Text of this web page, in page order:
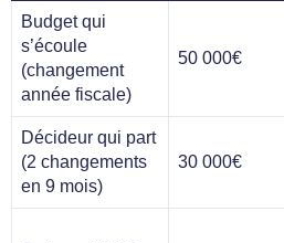
Budget qui
s’écoule
(changement
année fiscale)
50 000€
Décideur qui part
(2 changements
en 9 mois)
30 000€